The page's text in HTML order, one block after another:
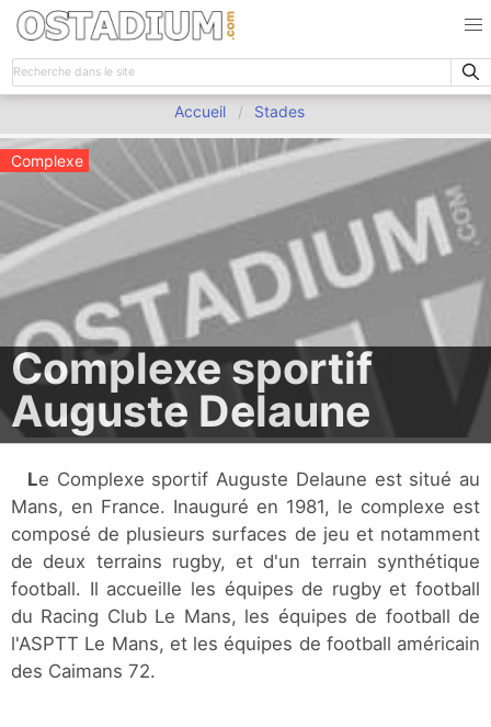
Accueil Stades
Complexe
Complexe sportif
Auguste Delaune
Le Complexe sportif Auguste Delaune est situé au
Mans, en France. Inauguré en 1981, le complexe est
composé de plusieurs surfaces de jeu et notamment
de deux terrains rugby, et d'un terrain synthétique
football. Il accueille les équipes de rugby et football
du Racing Club Le Mans, les équipes de football de
l'ASPTT Le Mans, et les équipes de football américain
des Caimans 72.